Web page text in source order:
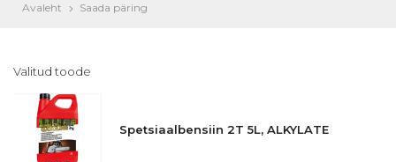
Avaleht Saada päring
Valitud toode
Spetsiaalbensiin 2T 5L, ALKYLATE